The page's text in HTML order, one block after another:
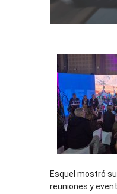
Esquel mostró
reuniones y